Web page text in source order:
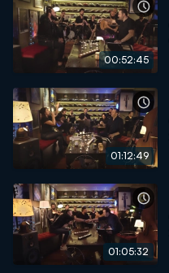
00:52:45
01:12:49
01:05:32